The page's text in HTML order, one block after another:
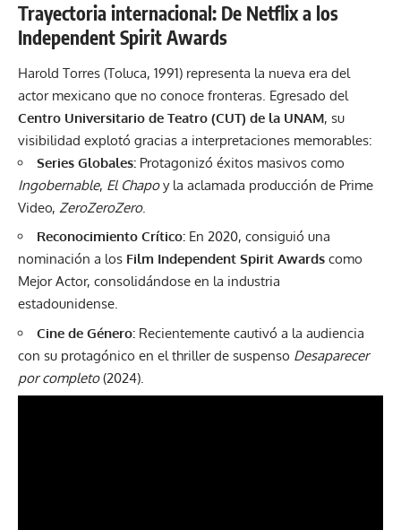
Trayectoria internacional: De Netflix a los
Independent Spirit Awards
Harold Torres (Toluca, 1991) representa la nueva era del
actor mexicano que no conoce fronteras. Egresado del
Centro Universitario de Teatro (CUT) de la UNAM, su
visibilidad explotó gracias a interpretaciones memorables:
Series Globales: Protagonizó éxitos masivos como
Ingobernable, El Chapoy la aclamada producción de Prime
Video, ZeroZeroZero.
Reconocimiento Crítico: En 2020, consiguió una
nominación a los Film Independent Spirit Awards como
Mejor Actor, consolidándose en la industria
estadounidense.
Cine de Género: Recientemente cautivó a la audiencia
con su protagónico en el thriller de suspenso Desaparecer
por completo(2024).